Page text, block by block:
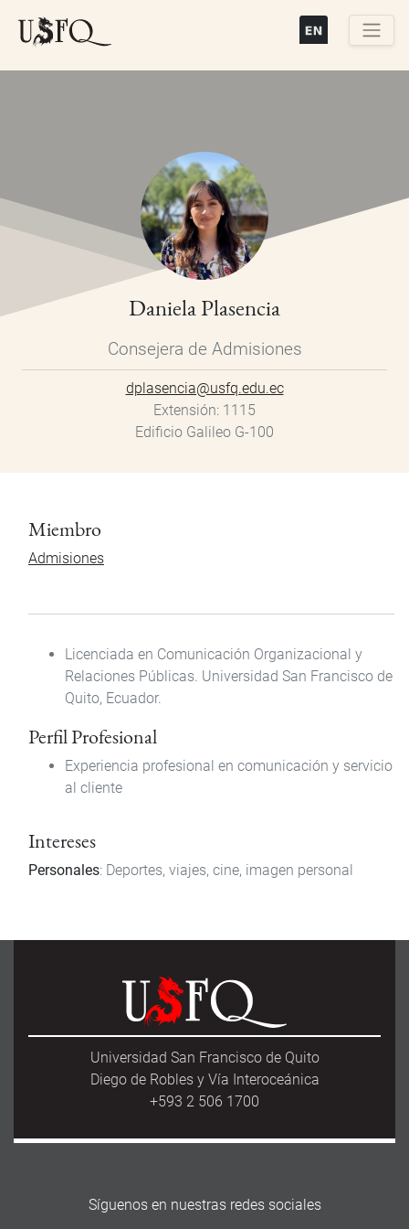
Daniela Plasencia
Consejera de Admisiones
dplasencia@usfq.edu.ec
Extensión 1115
Edificio Galileo G-100
Miembro
Admisiones
Licenciada en Comunicación Organizacional y
Relaciones Públicas. Universidad San Francisco de
Quito, Ecuador.
Perfil Profesional
Experiencia profesional en comunicación y servicio
al cliente
Intereses
Personales: Deportes, viajes, cine, imagen personal
Universidad San Francisco de Quito
Diego de Robles y Vía Interoceánica
+593 2 506 1700
Síguenos en nuestras redes sociales